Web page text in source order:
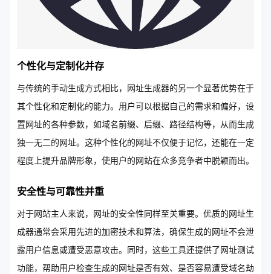
个性化与定制化并存
与传统的手动生成方式相比，网址生成器的另一个显著优势在于
其个性化和定制化的能力。用户可以根据自己的需求和偏好，设
置网址的各种参数，如域名前缀、后缀、路径结构等，从而生成
独一无二的网址。这种个性化的网址不仅便于记忆，还能在一定
程度上提升品牌形象，使用户的网站在众多竞争者中脱颖而出。
安全性与可靠性并重
对于网站主人来说，网址的安全性同样至关重要。优质的网址生
成器通常会采用先进的加密技术和算法，确保生成的网址不会泄
露用户信息或遭受恶意攻击。同时，这些工具还提供了网址测试
功能，帮助用户检查生成的网址是否有效、是否容易遭受域名劫